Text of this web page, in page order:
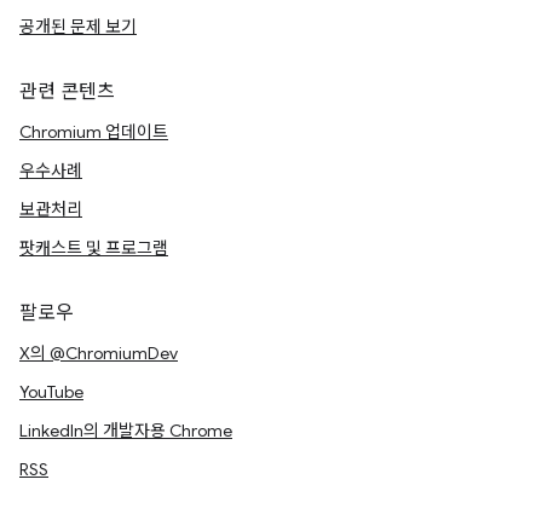
공개된 문제 보기
관련 콘텐츠
Chromium 업데이트
우수사례
보관처리
팟캐스트 및 프로그램
팔로우
X의 @ChromiumDev
YouTube
LinkedIn의 개발자용 Chrome
RSS